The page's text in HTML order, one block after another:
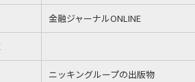
金融ジャーナルONLINE
ニッキングループの出版物